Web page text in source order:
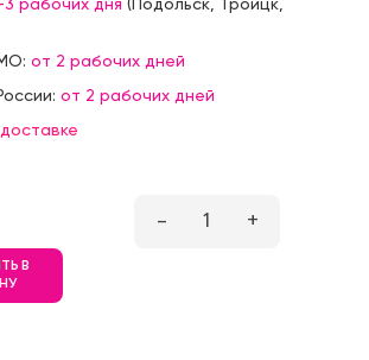
от 2 рабочих дней
от 2 рабочих дней
– 1 +
В